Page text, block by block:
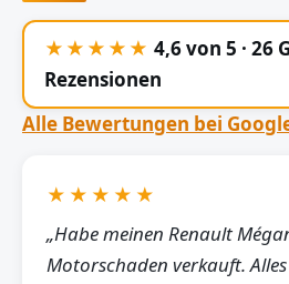
★★★★★ 4,6 von 5 · 26
Rezensionen
Alle Bewertungen bei
★★★★★
„Habe meinen Renault
Motorschaden verkauft.